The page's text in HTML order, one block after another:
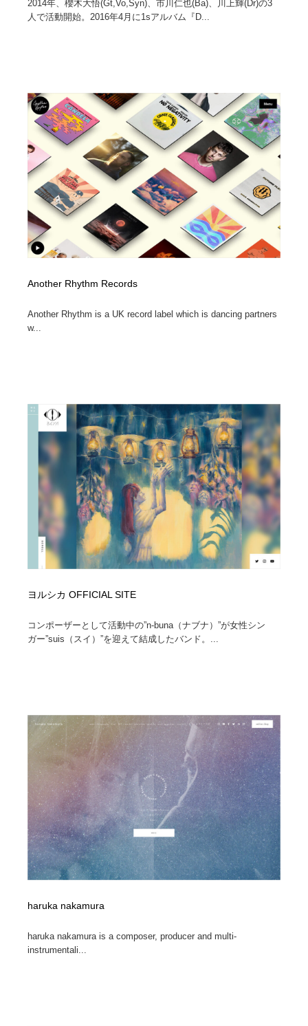
2014年、櫻木大悟(Gt,Vo,Syn)、市川仁也(Ba)、川上輝(Dr)の3
人で活動開始。2016年4月に1sアルバム『D...
Another Rhythm Records
Another Rhythm is a UK record label which is dancing partners
w...
ヨルシカ OFFICIAL SITE
コンポーザーとして活動中の”n-buna（ナブナ）”が女性シン
ガー”suis（スイ）”を迎えて結成したバンド。...
haruka nakamura
haruka nakamura is a composer, producer and multi-
instrumentali...